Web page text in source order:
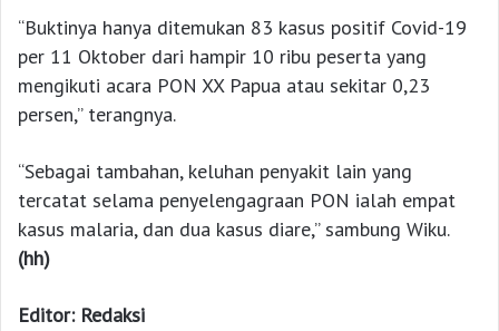
“Buktinya hanya ditemukan 83 kasus positif Covid-19
per 11 Oktober dari hampir 10 ribu peserta yang
mengikuti acara PON XX Papua atau sekitar 0,23
persen,” terangnya.
“Sebagai tambahan, keluhan penyakit lain yang
tercatat selama penyelengagraan PON ialah empat
kasus malaria, dan dua kasus diare,” sambung Wiku.
(hh)
Editor: Redaksi